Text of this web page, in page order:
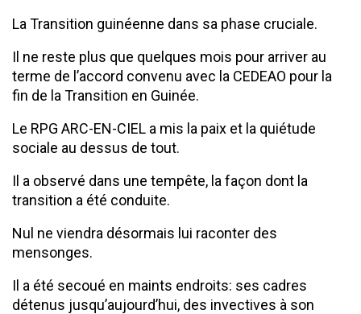
La Transition guinéenne dans sa phase cruciale.
Il ne reste plus que quelques mois pour arriver au
terme de l’accord convenu avec la CEDEAO pour la
fin de la Transition en Guinée.
Le RPG ARC-EN-CIEL a mis la paix et la quiétude
sociale au dessus de tout.
Il a observé dans une tempête, la façon dont la
transition a été conduite.
Nul ne viendra désormais lui raconter des
mensonges.
Il a été secoué en maints endroits: ses cadres
détenus jusqu’aujourd’hui, des invectives à son